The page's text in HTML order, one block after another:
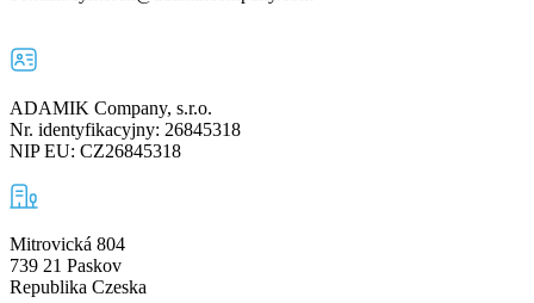
ADAMIK Company, s.r.o.
Nr. identyfikacyjny: 26845318
NIP EU: CZ26845318
Mitrovická 804
739 21 Paskov
Republika Czeska